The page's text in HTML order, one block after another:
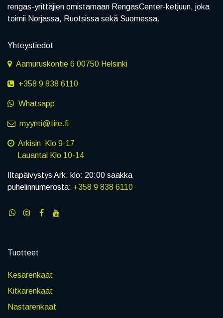
rengas-yrittäjien omistamaan RengasCenter-ketjuun, joka
toimii Norjassa, Ruotsissa sekä Suomessa.
Yhteystiedot
Aamuruskontie 6 00750 Helsinki
+358 9 838 6110
Whatsapp
myynti@tire.fi
Arkisin Klo 9-17
Lauantai Klo 10-14
Iltapäivystys Ark. klo: 20:00 saakka
puhelinnumerosta: +358 9 838 6110
Tuotteet
Kesärenkaat
Kitkarenkaat
Nastarenkaat